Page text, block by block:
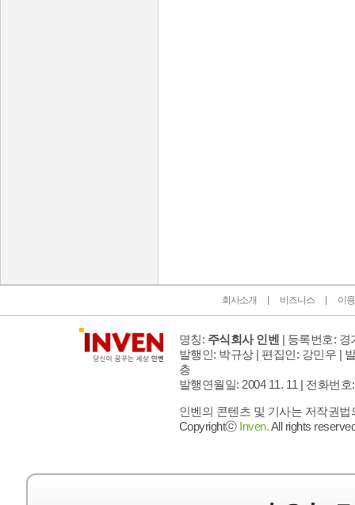
회사소개 비즈니스 이
명칭: 주식회사 인벤 | 등록번호: 경
발행인: 박규상 | 편집인: 강민우 |
층
발행연월일: 2004 11. 11 | 전화번호
인벤의 콘텐츠 및 기사는 저작권
Copyrightⓒ Inven.All rights